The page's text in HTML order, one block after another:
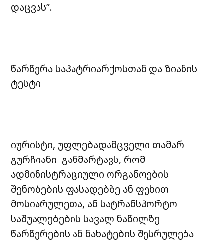
დაცვას”.
წარწერა საპატრიარქოსთან და ზიანის
ტესტი
იურისტი, უფლებადამცველი თამარ
გურჩიანი განმარტავს, რომ
ადმინისტრაციული ორგანოების
შენობების ფასადებზე ან ფეხით
მოსიარულეთა, ან სატრანსპორტო
საშუალებების სავალ ნაწილზე
წარწერების ან ნახატების შესრულება